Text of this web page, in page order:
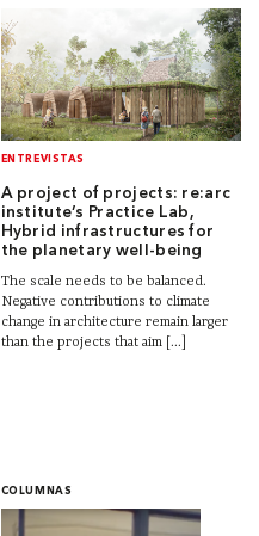
ENTREVISTAS
A project of projects: re:arc
institute’s Practice Lab,
Hybrid infrastructures for
the planetary well-being
The scale needs to be balanced.
Negative contributions to climate
change in architecture remain larger
than the projects that aim [...]
COLUMNAS